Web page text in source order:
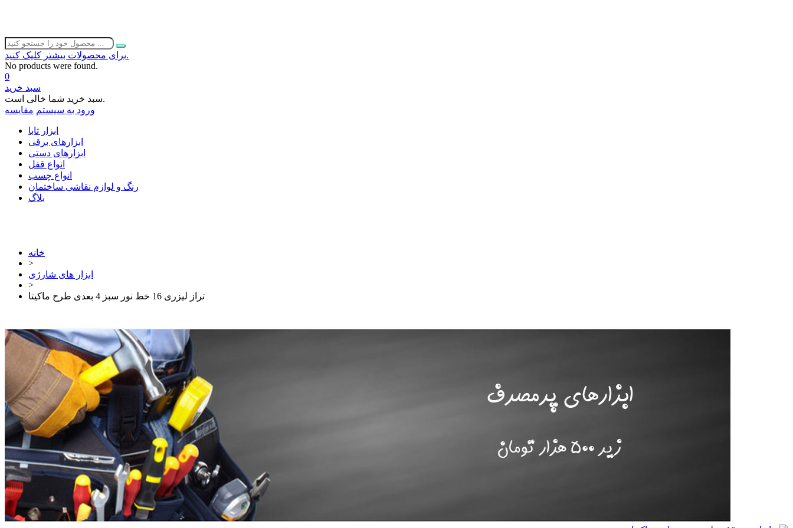
برای محصولات بیشتر کلیک کنید.
No products were found.
0
سبد خرید
سبد خرید شما خالی است.
ورود به سیستم مقایسه
ابزار تابا
ابزارهای برقی
ابزارهای دستی
انواع قفل
انواع چسب
رنگ و لوازم نقاشی ساختمان
بلاگ
خانه
>
ابزار های شارژی
>
تراز لیزری 16 خط نور سبز 4 بعدی طرح ماکیتا